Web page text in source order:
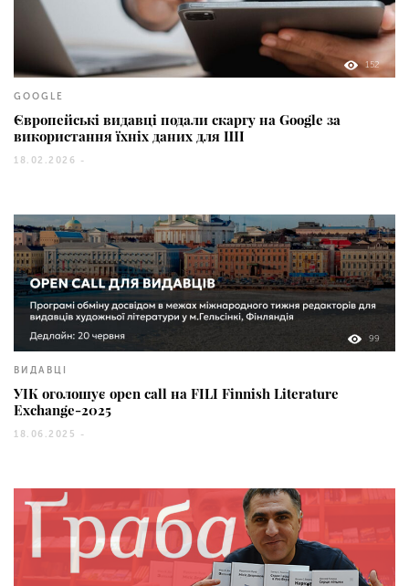
152
GOOGLE
Європейські видавці подали скаргу на Google за
використання їхніх даних для ШІ
18.02.2026 -
99
ВИДАВЦІ
УІК оголошує open call на FILI Finnish Literature
Exchange-2025
18.06.2025 -